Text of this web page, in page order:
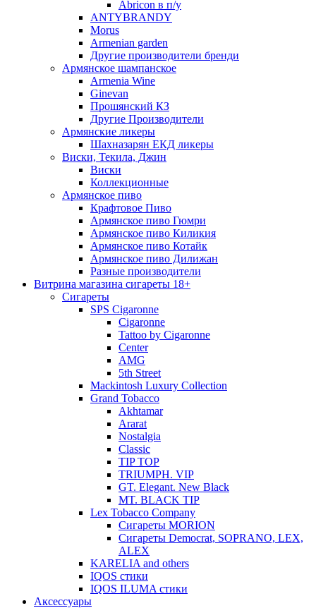
Abricon в п/у
ANTYBRANDY
Morus
Armenian garden
Другие производители бренди
Армянское шампанское
Armenia Wine
Ginevan
Прошянский КЗ
Другие Производители
Армянские ликеры
Шахназарян ЕКД ликеры
Виски, Текила, Джин
Виски
Коллекционные
Армянское пиво
Крафтовое Пиво
Армянское пиво Гюмри
Армянское пиво Киликия
Армянское пиво Котайк
Армянское пиво Дилижан
Разные производители
Витрина магазина сигареты 18+
Cигареты
SPS Cigaronne
Сigaronne
Tattoo by Cigaronne
Center
AMG
5th Street
Mackintosh Luxury Collection
Grand Tobacco
Akhtamar
Ararat
Nostalgia
Classic
TIP TOP
TRIUMPH. VIP
GT. Elegant. New Black
MT. BLACK TIP
Lex Tobacco Company
Сигареты MORION
Сигареты Democrat, SOPRANO, LEX,
ALEX
KARELIA and others
IQOS стики
IQOS ILUMA стики
Аксессуары